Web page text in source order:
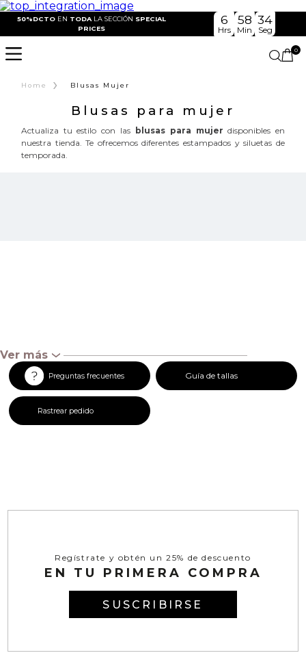
50%DCTO EN TODA LA SECCIÓN SPECIAL
PRICES
6
Hrs
58
Min
33
Seg
0
Home › Blusas Mujer
Blusas para mujer
Actualiza tu estilo con las blusas para mujer disponibles en
nuestra tienda. Te ofrecemos diferentes estampados y siluetas de
temporada.
Ver más‹
Preguntas frecuentes Guía de tallas
Rastrear pedido
Regístrate y obtén un 25% de descuento
EN TU PRIMERA COMPRA
SUSCRIBIRSE